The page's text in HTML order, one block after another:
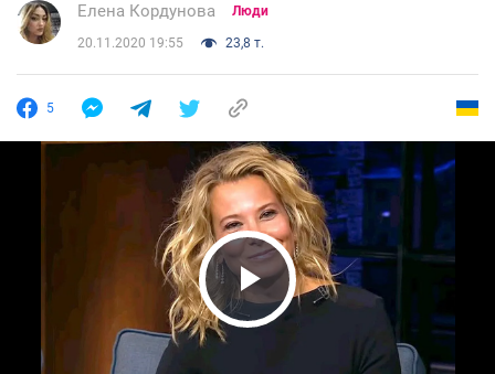
Елена Кордунова Люди
20.11.2020 19:55 23,8 т.
5
Play Video